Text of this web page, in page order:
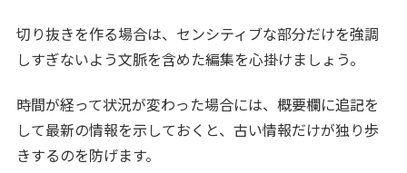
切り抜きを作る場合は、センシティブな部分だけを強調
しすぎないよう文脈を含めた編集を心掛けましょう。
時間が経って状況が変わった場合には、概要欄に追記を
して最新の情報を示しておくと、古い情報だけが独り歩
きするのを防げます。